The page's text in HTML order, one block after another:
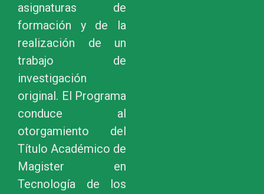
asignaturas de
formación y de la
realización de un
trabajo de
investigación
original. El Programa
conduce al
otorgamiento del
Título Académico de
Magister en
Tecnología de los